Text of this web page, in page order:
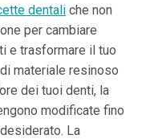
dentaliche non
per cambiare
e trasformare il tuo
materiale resinoso
dei tuoi denti, la
modificate fino
La